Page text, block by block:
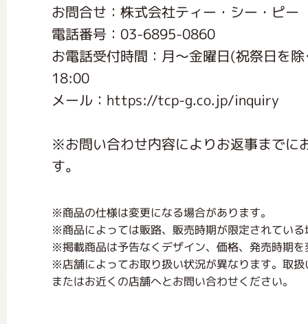
お問合せ：株式会社ティー・シー・ピー
電話番号：03-6895-0860
お電話受付時間：月〜金曜日(祝祭日を
18:00
メール：https://tcp-g.co.jp/inquiry
※お問い合わせ内容によりお返事までに
す。
※商品の仕様は変更になる場合があります。
※商品によっては販路、販売時期が限定されてい
※掲載商品は予告なくデザイン、価格、発売時期
※店舗によってお取り扱い状況が異なります。取
またはお近くの店舗へとお問い合わせください。
くまのがっこう 家庭科部